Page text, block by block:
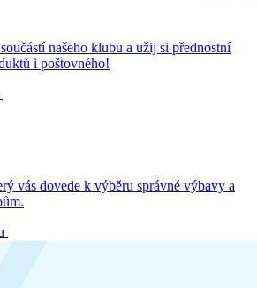
našeho klubu a užij si přednostní
i poštovného!
vás dovede k výběru správné výbavy a